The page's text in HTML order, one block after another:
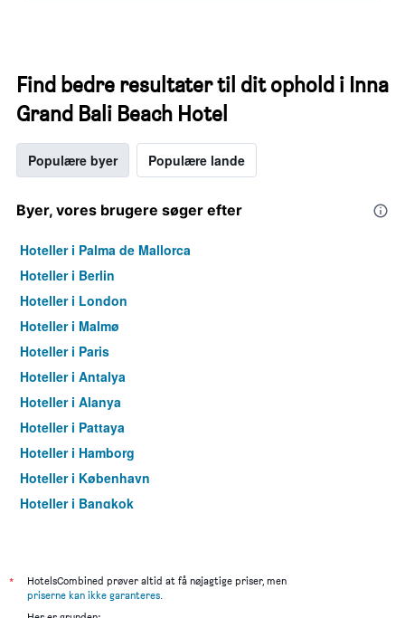
Find bedre resultater til dit ophold i Inna
Grand Bali Beach Hotel
Populære byer Populære lande
Byer, vores brugere søger efter
Hoteller i Palma de Mallorca
Hoteller i Berlin
Hoteller i London
Hoteller i Malmø
Hoteller i Paris
Hoteller i Antalya
Hoteller i Alanya
Hoteller i Pattaya
Hoteller i Hamborg
Hoteller i København
Hoteller i Bangkok
*
HotelsCombined prøver altid at få nøjagtige priser, men
priserne kan ikke garanteres.